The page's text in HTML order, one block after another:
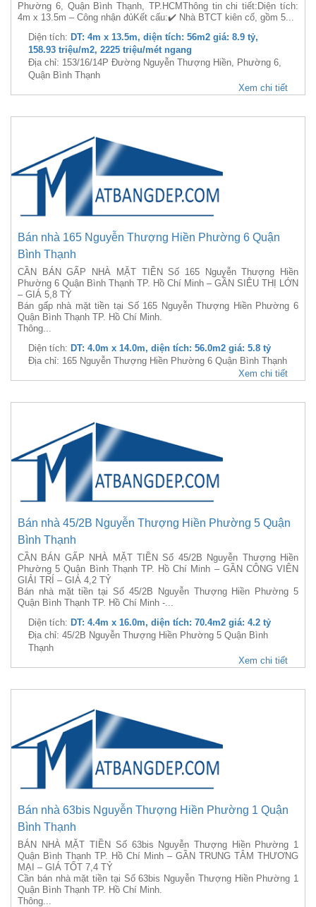
Phường 6, Quận Bình Thạnh, TP.HCMThông tin chi tiết:Diện tích:
4m x 13.5m – Công nhận đủKết cấu:✔️ Nhà BTCT kiên cố, gồm 5...
Diện tích: DT: 4m x 13.5m, diện tích: 56m2 giá: 8.9 tỷ,
158.93 triệu/m2, 2225 triệu/mét ngang
Địa chỉ: 153/16/14P Đường Nguyễn Thượng Hiền, Phường 6,
Quận Bình Thạnh
Xem chi tiết
Bán nhà 165 Nguyễn Thượng Hiền Phường 6 Quận
Bình Thạnh
CẦN BÁN GẤP NHÀ MẶT TIỀN Số 165 Nguyễn Thượng Hiền
Phường 6 Quận Bình Thạnh TP. Hồ Chí Minh – GẦN SIÊU THỊ LỚN
– GIÁ 5,8 TỶ
Bán gấp nhà mặt tiền tại Số 165 Nguyễn Thượng Hiền Phường 6
Quận Bình Thạnh TP. Hồ Chí Minh.
Thông...
Diện tích: DT: 4.0m x 14.0m, diện tích: 56.0m2 giá: 5.8 tỷ
Địa chỉ: 165 Nguyễn Thượng Hiền Phường 6 Quận Bình Thạnh
Xem chi tiết
Bán nhà 45/2B Nguyễn Thượng Hiền Phường 5 Quận
Bình Thạnh
CẦN BÁN GẤP NHÀ MẶT TIỀN Số 45/2B Nguyễn Thượng Hiền
Phường 5 Quận Bình Thạnh TP. Hồ Chí Minh – GẦN CÔNG VIÊN
GIẢI TRÍ – GIÁ 4,2 TỶ
Bán nhà mặt tiền tại Số 45/2B Nguyễn Thượng Hiền Phường 5
Quận Bình Thạnh TP. Hồ Chí Minh -...
Diện tích: DT: 4.4m x 16.0m, diện tích: 70.4m2 giá: 4.2 tỷ
Địa chỉ: 45/2B Nguyễn Thượng Hiền Phường 5 Quận Bình
Thạnh
Xem chi tiết
Bán nhà 63bis Nguyễn Thượng Hiền Phường 1 Quận
Bình Thạnh
BÁN NHÀ MẶT TIỀN Số 63bis Nguyễn Thượng Hiền Phường 1
Quận Bình Thạnh TP. Hồ Chí Minh – GẦN TRUNG TÂM THƯƠNG
MẠI – GIÁ TỐT 7,4 TỶ
Cần bán nhà mặt tiền tại Số 63bis Nguyễn Thượng Hiền Phường 1
Quận Bình Thạnh TP. Hồ Chí Minh.
Thông...